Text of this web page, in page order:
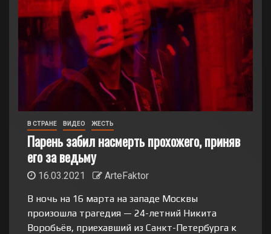
В СТРАНЕ ВИДЕО ЖЕСТЬ
Парень забил насмерть прохожего, приняв
его за ведьму
16.03.2021
ArteFaktor
В ночь на 16 марта на западе Москвы
произошла трагедия — 24-летний Никита
Воробьёв, приехавший из Санкт-Петербурга к